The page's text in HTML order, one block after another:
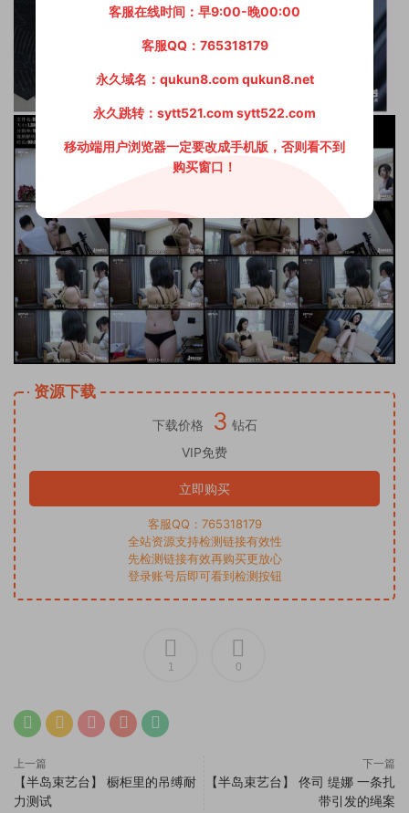
资源下载
下载价格 3 钻石
VIP免费
立即购买
客服QQ：765318179
全站资源支持检测链接有效性
先检测链接有效再购买更放心
登录账号后即可看到检测按钮
1 0
上一篇
【半岛束艺台】 橱柜里的吊缚耐
力测试
下一篇
【半岛束艺台】 佟司 缇娜 一条扎
带引发的绳案
客服在线时间：早9:00-晚00:00
客服QQ：765318179
永久域名：qukun8.com qukun8.net
永久跳转：sytt521.com sytt522.com
移动端用户浏览器一定要改成手机版，否则看不到
购买窗口！